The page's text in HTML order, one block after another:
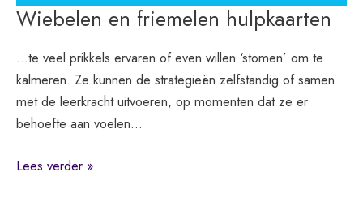
Wiebelen en friemelen hulpkaarten
…te veel prikkels ervaren of even willen ‘stomen’ om te
kalmeren. Ze kunnen de strategieën zelfstandig of samen
met de leerkracht uitvoeren, op momenten dat ze er
behoefte aan voelen…
Wiebelen
Lees verder »